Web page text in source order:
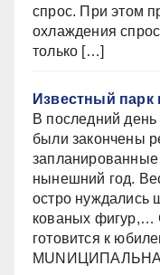
спрос. При этом
охлаждения
только […]
Известный парк
В последний
были закончены
нынешний год.
остро нуждались
кованых фигур,…
готовится к